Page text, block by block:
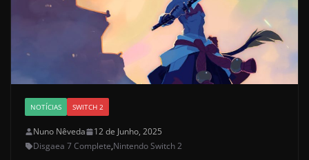
NOTÍCIAS SWITCH 2
Nuno Nêveda
12 de Junho, 2025
Disgaea 7 Complete,Nintendo Switch 2